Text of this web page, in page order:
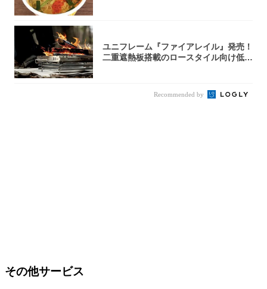
ユニフレーム『ファイアレイル』発売！
二重遮熱板搭載のロースタイル向け低型
Recommended by
その他サービス